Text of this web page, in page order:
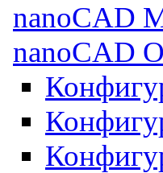
nanoCAD
nanoCAD